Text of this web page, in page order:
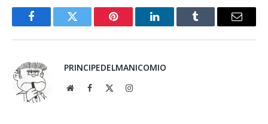
FacebookTwitter Pinterest LinkedInTumblr Email
PRINCIPEDELMANICOMIO
WebsiteFacebook Instagram